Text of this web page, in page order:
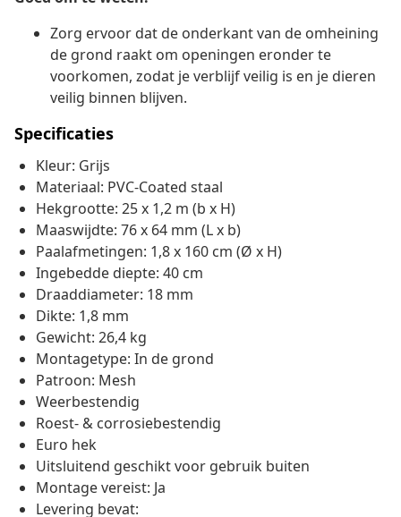
Zorg ervoor dat de onderkant van de omheining
de grond raakt om openingen eronder te
voorkomen, zodat je verblijf veilig is en je dieren
veilig binnen blijven.
Specificaties
Kleur: Grijs
Materiaal: PVC-Coated staal
Hekgrootte: 25 x 1,2 m (b x H)
Maaswijdte: 76 x 64 mm (L x b)
Paalafmetingen: 1,8 x 160 cm (Ø x H)
Ingebedde diepte: 40 cm
Draaddiameter: 18 mm
Dikte: 1,8 mm
Gewicht: 26,4 kg
Montagetype: In de grond
Patroon: Mesh
Weerbestendig
Roest- & corrosiebestendig
Euro hek
Uitsluitend geschikt voor gebruik buiten
Montage vereist: Ja
Levering bevat: